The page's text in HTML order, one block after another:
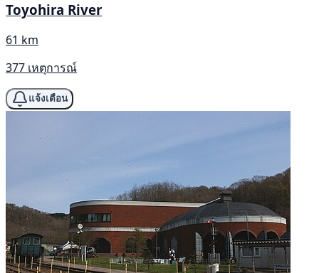
Toyohira River
61 km
377 เหตุการณ์
แจ้งเตือน